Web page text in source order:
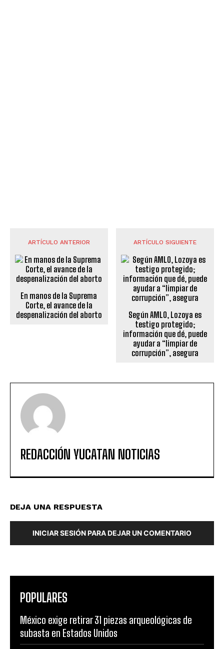
ARTÍCULO ANTERIOR
En manos de la Suprema
Corte, el avance de la
despenalización del aborto
ARTÍCULO SIGUIENTE
Según AMLO, Lozoya es
testigo protegido;
información que dé, puede
ayudar a “limpiar de
corrupción”, asegura
REDACCIÓN YUCATAN NOTICIAS
DEJA UNA RESPUESTA
INICIAR SESIÓN PARA DEJAR UN COMENTARIO
POPULARES
México exige retirar 31 piezas arqueológicas de
subasta en Estados Unidos